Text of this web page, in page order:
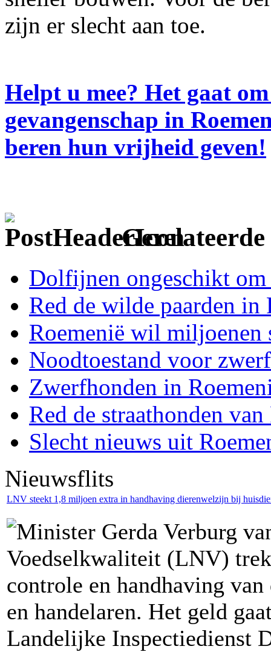
zijn er slecht aan toe.
Helpt u mee? Het gaat
gevangenschap in
beren hun vrijheid geven!
Dolfijnen ongeschikt om
Red de wilde paarden in
Roemenië wil miljoenen
Noodtoestand voor
Zwerfhonden in
Red de straathonden
Slecht nieuws uit
Nieuwsflits
LNV steekt 1,8 miljoen extra in handhaving dierenwelzijn bij
Minister Gerda Verburg
Voedselkwaliteit (LNV)
controle en handhaving
en handelaren. Het geld
Landelijke Inspectiedienst